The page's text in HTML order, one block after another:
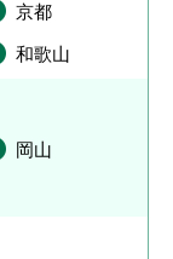
京都
和歌山
岡山